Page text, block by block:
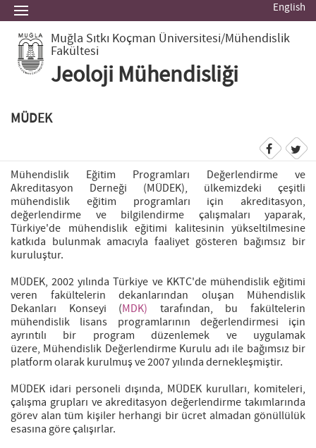
English
Muğla Sıtkı Koçman Üniversitesi/Mühendislik
Fakültesi
Jeoloji Mühendisliği
MÜDEK
Mühendislik Eğitim Programları Değerlendirme ve
Akreditasyon Derneği (MÜDEK), ülkemizdeki çeşitli
mühendislik eğitim programları için akreditasyon,
değerlendirme ve bilgilendirme çalışmaları yaparak,
Türkiye'de mühendislik eğitimi kalitesinin yükseltilmesine
katkıda bulunmak amacıyla faaliyet gösteren bağımsız bir
kuruluştur.
MÜDEK, 2002 yılında Türkiye ve KKTC'de mühendislik eğitimi
veren fakültelerin dekanlarından oluşan Mühendislik
Dekanları Konseyi (MDK) tarafından, bu fakültelerin
mühendislik lisans programlarının değerlendirmesi için
ayrıntılı bir program düzenlemek ve uygulamak
üzere, Mühendislik Değerlendirme Kurulu adı ile bağımsız bir
platform olarak kurulmuş ve 2007 yılında dernekleşmiştir.
MÜDEK idari personeli dışında, MÜDEK kurulları, komiteleri,
çalışma grupları ve akreditasyon değerlendirme takımlarında
görev alan tüm kişiler herhangi bir ücret almadan gönüllülük
esasına göre çalışırlar.